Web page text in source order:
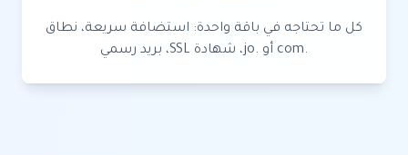
كل ما تحتاجه في باقة واحدة: استضافة سريعة، نطاق
.com أو .jo، شهادة SSL، بريد رسمي